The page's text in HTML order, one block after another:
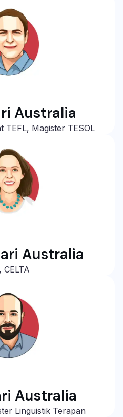
Australia
TEFL, Magister TESOL
Australia
CELTA
Australia
Linguistik Terapan